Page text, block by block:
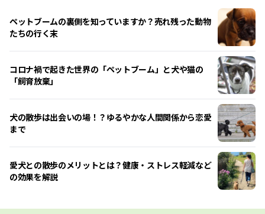
ペットブームの裏側を知っていますか？売れ残った動物
たちの行く末
コロナ禍で起きた世界の「ペットブーム」と犬や猫の
「飼育放棄」
犬の散歩は出会いの場！？ゆるやかな人間関係から恋愛
まで
愛犬との散歩のメリットとは？健康・ストレス軽減など
の効果を解説